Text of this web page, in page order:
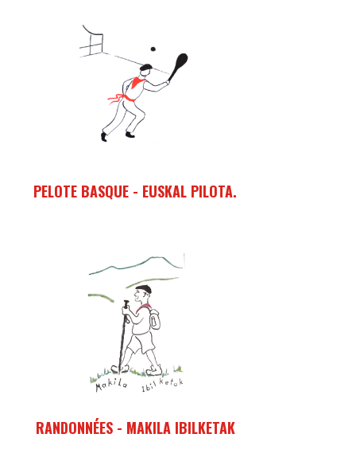
conducteur de la vie de notre association : se
retrouver tous les quinze jours pour partager un
repas, danser, chanter et jouer au mus le temps
d'une soirée.
PELOTE BASQUE - EUSKAL PILOTA.
Jouer à la pala sur le fronton de tambourin de
Grabels.
RANDONNÉES - MAKILA IBILKETAK